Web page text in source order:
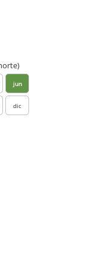
jun
dic